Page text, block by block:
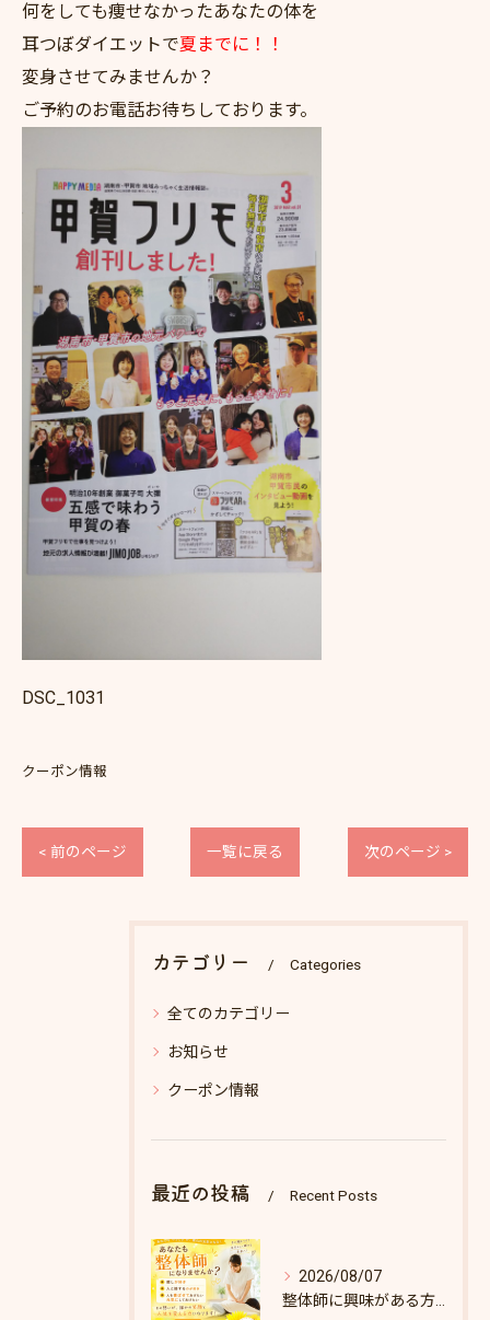
何をしても痩せなかったあなたの体を
耳つぼダイエットで夏までに！！
変身させてみませんか？
ご予約のお電話お待ちしております。
DSC_1031
クーポン情報
< 前のページ 一覧に戻る 次のページ >
カテゴリー Categories
全てのカテゴリー
お知らせ
クーポン情報
最近の投稿 Recent Posts
2026/08/07